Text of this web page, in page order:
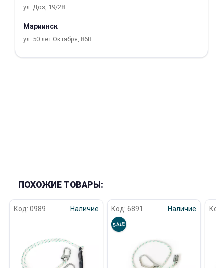
ул. Доз, 19/28
Мариинск
ул. 50 лет Октября, 86В
ПОХОЖИЕ ТОВАРЫ:
Код: 0989 Наличие Код: 6891 Наличие
SALE
выбранный способом
Оставшиеся75
списыватьсяс вашей карты
раз в 2
недели
8 800 302-02-51
plait.ru